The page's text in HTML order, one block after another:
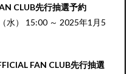
CLUB先行抽選予約
水） 15:00 ～ 2025年1月5
FAN CLUB先行抽選